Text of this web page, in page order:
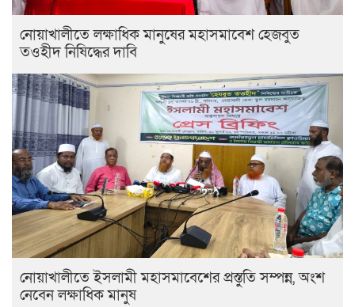
নোয়াখালীতে লক্ষাধিক মানুষের মহাসমাবেশ হেজবুত
তওহীদ নিষিদ্ধের দাবি
নোয়াখালীতে ইসলামী মহাসমাবেশের প্রস্তুতি সম্পন্ন, অংশ
নেবেন লক্ষাধিক মানুষ